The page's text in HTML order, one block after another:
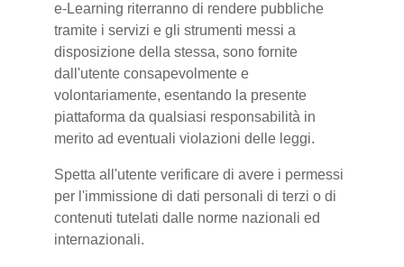
e-Learning riterranno di rendere pubbliche
tramite i servizi e gli strumenti messi a
disposizione della stessa, sono fornite
dall'utente consapevolmente e
volontariamente, esentando la presente
piattaforma da qualsiasi responsabilità in
merito ad eventuali violazioni delle leggi.
Spetta all'utente verificare di avere i permessi
per l'immissione di dati personali di terzi o di
contenuti tutelati dalle norme nazionali ed
internazionali.